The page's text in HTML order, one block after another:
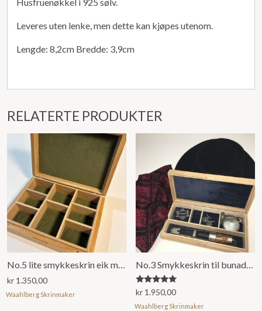
Leveres uten lenke, men dette kan kjøpes utenom.
Lengde: 8,2cm Bredde: 3,9cm
RELATERTE PRODUKTER
No.5 lite smykkeskrin eik med grønt stoff
kr 1.350,00
Waahlberg Skrinmaker
No.3 Smykkeskrin til bunadsølv.
Vurdert
5.00
av 5
kr 1.950,00
Waahlberg Skrinmaker